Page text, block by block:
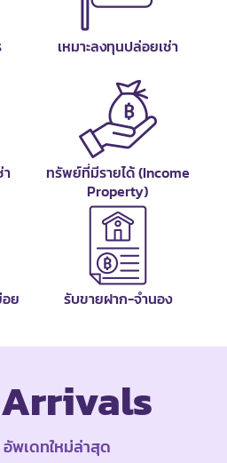
เหมาะลงทุนปล่อยเช่า
ทรัพย์ที่มีรายได้ (Income
Property)
ย รับขายฝาก-จำนอง
พเดทใหม่ล่าสุด